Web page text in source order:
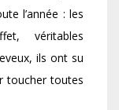
l’année : les
véritables
ils ont su
toucher toutes